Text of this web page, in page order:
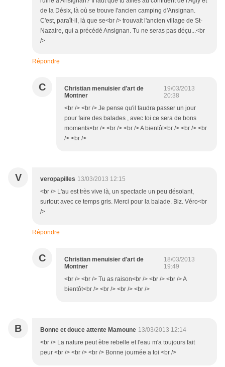
de la Désix, là où se trouve l'ancien camping d'Ansignan.
C'est, paraît-il, là que se<br /> trouvait l'ancien village de St-
Nazaire, qui a précédé Ansignan. Tu ne seras pas déçu...<br
/>
Répondre
C
Christian menuisier d'art de
Montner
19/03/2013
20:38
<br /> <br /> Je pense qu'il faudra passer un jour
pour faire des balades , avec toi ce sera de bons
moments<br /> <br /> <br /> A bientôt<br /> <br /> <br
/> <br />
V veropapilles 13/03/2013 12:15
<br /> L'au est très vive là, un spectacle un peu désolant,
surtout avec ce temps gris. Merci pour la balade. Biz. Véro<br
/>
Répondre
C
Christian menuisier d'art de
Montner
18/03/2013
19:49
<br /> <br /> Tu as raison<br /> <br /> <br /> A
bientôt<br /> <br /> <br /> <br />
B Bonne et douce attente Mamoune 13/03/2013 12:14
<br /> La nature peut ètre rebelle et l'eau m'a toujours fait
peur <br /> <br /> <br /> Bonne journée a toi <br />